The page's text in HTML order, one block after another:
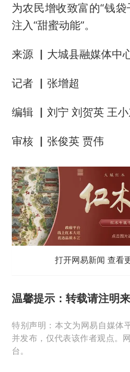
为农民增收致富的“钱
注入“甜蜜动能”。
来源 ▏大城县融媒体中
记者 ▏张增超
编辑 ▏刘宁 刘贺英 王
审核 ▏张俊英 贾伟
打开网易新闻 查看
温馨提示： 转载请注明来
特别声明：本文为网易自媒体
并发布，仅代表该作者观点。
台。